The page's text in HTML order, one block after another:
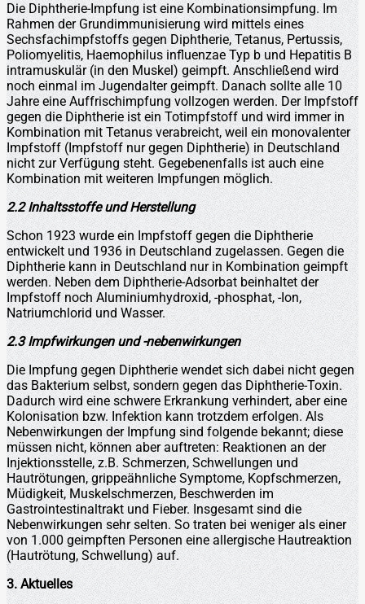
Die Diphtherie-Impfung ist eine Kombinationsimpfung. Im
Rahmen der Grundimmunisierung wird mittels eines
Sechsfachimpfstoffs gegen Diphtherie, Tetanus, Pertussis,
Poliomyelitis, Haemophilus influenzae Typ b und Hepatitis B
intramuskulär (in den Muskel) geimpft. Anschließend wird
noch einmal im Jugendalter geimpft. Danach sollte alle 10
Jahre eine Auffrischimpfung vollzogen werden. Der Impfstoff
gegen die Diphtherie ist ein Totimpfstoff und wird immer in
Kombination mit Tetanus verabreicht, weil ein monovalenter
Impfstoff (Impfstoff nur gegen Diphtherie) in Deutschland
nicht zur Verfügung steht. Gegebenenfalls ist auch eine
Kombination mit weiteren Impfungen möglich.
2.2 Inhaltsstoffe und Herstellung
Schon 1923 wurde ein Impfstoff gegen die Diphtherie
entwickelt und 1936 in Deutschland zugelassen. Gegen die
Diphtherie kann in Deutschland nur in Kombination geimpft
werden. Neben dem Diphtherie-Adsorbat beinhaltet der
Impfstoff noch Aluminiumhydroxid, -phosphat, -Ion,
Natriumchlorid und Wasser.
2.3 Impfwirkungen und -nebenwirkungen
Die Impfung gegen Diphtherie wendet sich dabei nicht gegen
das Bakterium selbst, sondern gegen das Diphtherie-Toxin.
Dadurch wird eine schwere Erkrankung verhindert, aber eine
Kolonisation bzw. Infektion kann trotzdem erfolgen. Als
Nebenwirkungen der Impfung sind folgende bekannt; diese
müssen nicht, können aber auftreten: Reaktionen an der
Injektionsstelle, z.B. Schmerzen, Schwellungen und
Hautrötungen, grippeähnliche Symptome, Kopfschmerzen,
Müdigkeit, Muskelschmerzen, Beschwerden im
Gastrointestinaltrakt und Fieber. Insgesamt sind die
Nebenwirkungen sehr selten. So traten bei weniger als einer
von 1.000 geimpften Personen eine allergische Hautreaktion
(Hautrötung, Schwellung) auf.
3. Aktuelles